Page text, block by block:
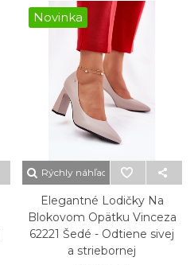
Novinka
Rýchly náhľad
Elegantné Lodičky Na
Blokovom Opätku Vinceza
62221 Šedé - Odtiene sivej
a striebornej